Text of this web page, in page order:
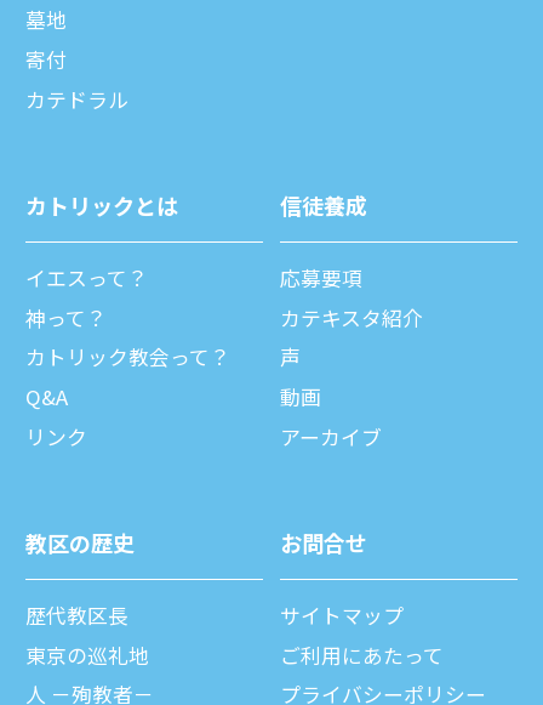
墓地
寄付
カテドラル
カトリックとは
イエスって？
神って？
カトリック教会って？
Q&A
リンク
信徒養成
応募要項
カテキスタ紹介
声
動画
アーカイブ
教区の歴史
歴代教区⻑
東京の巡礼地
⼈ －殉教者－
お問合せ
サイトマップ
ご利⽤にあたって
プライバシーポリシー